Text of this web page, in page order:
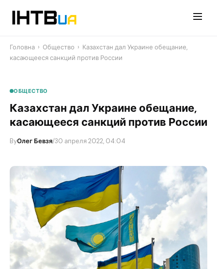
Головна › Общество › Казахстан дал Украине обещание,
касающееся санкций против России
ОБЩЕСТВО
Казахстан дал Украине обещание,
касающееся санкций против России
ByОлег Бевзя/30 апреля 2022, 04:04